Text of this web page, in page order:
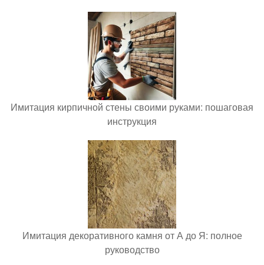
Имитация кирпичной стены своими руками: пошаговая
инструкция
Имитация декоративного камня от А до Я: полное
руководство